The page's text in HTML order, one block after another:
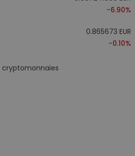
-6.90%
0.865673 EUR
-0.10%
cryptomonnaies